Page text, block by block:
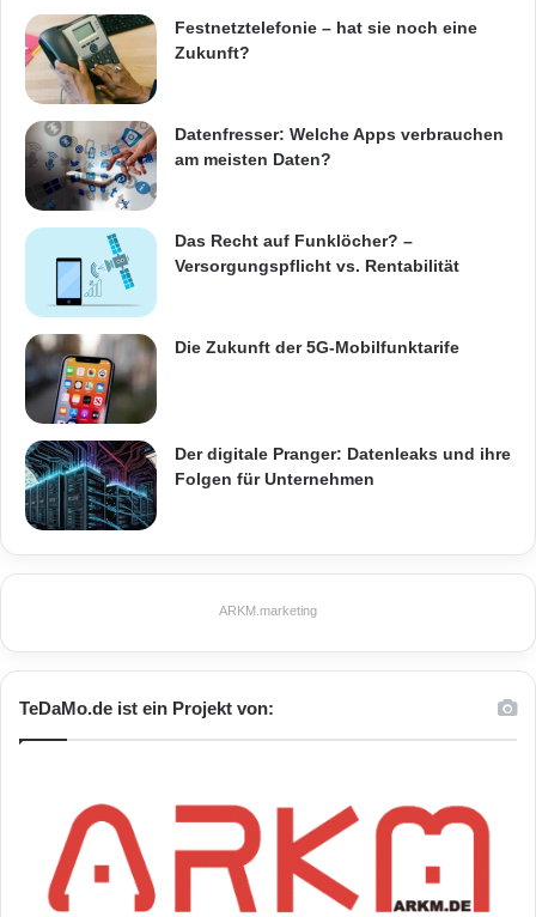
Festnetztelefonie – hat sie noch eine
Zukunft?
Datenfresser: Welche Apps verbrauchen
am meisten Daten?
Das Recht auf Funklöcher? –
Versorgungspflicht vs. Rentabilität
Die Zukunft der 5G-Mobilfunktarife
Der digitale Pranger: Datenleaks und ihre
Folgen für Unternehmen
ARKM.marketing
TeDaMo.de ist ein Projekt von: